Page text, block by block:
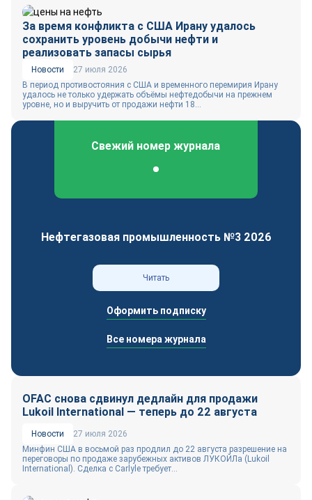
За время конфликта с США Ирану удалось
сохранить уровень добычи нефти и
реализовать запасы сырья
Новости
27 июля 2026
В период противостояния с США и временного перемирия Ирану
удалось не только удержать объёмы нефтедобычи на прежнем
уровне, но и выручить от продажи нефти 18...
Свежий номер журнала
Нефтегазовая промышленность №3 2026
Читать
Оформить подписку
Все номера журнала
OFAC снова сдвинул дедлайн для продажи
Lukoil International — теперь до 22 августа
Новости
27 июля 2026
Минфин США в восьмой раз продлил до 22 августа разрешение на
переговоры по продаже зарубежных активов ЛУКОЙЛа (Lukoil
International). Сделка с Carlyle требует...